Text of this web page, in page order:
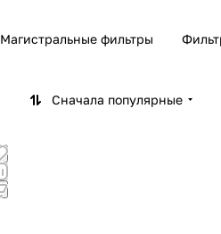
Магистральные фильтры
Сначала популярные